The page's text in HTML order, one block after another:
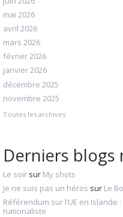
mai 2026
avril 2026
mars 2026
février 2026
janvier 2026
décembre 2025
novembre 2025
Toutes les archives
Derniers blogs
Le soir sur My shots
Je ne suis pas un héros sur Le
Référendum sur l’UE en Islande
nationaliste